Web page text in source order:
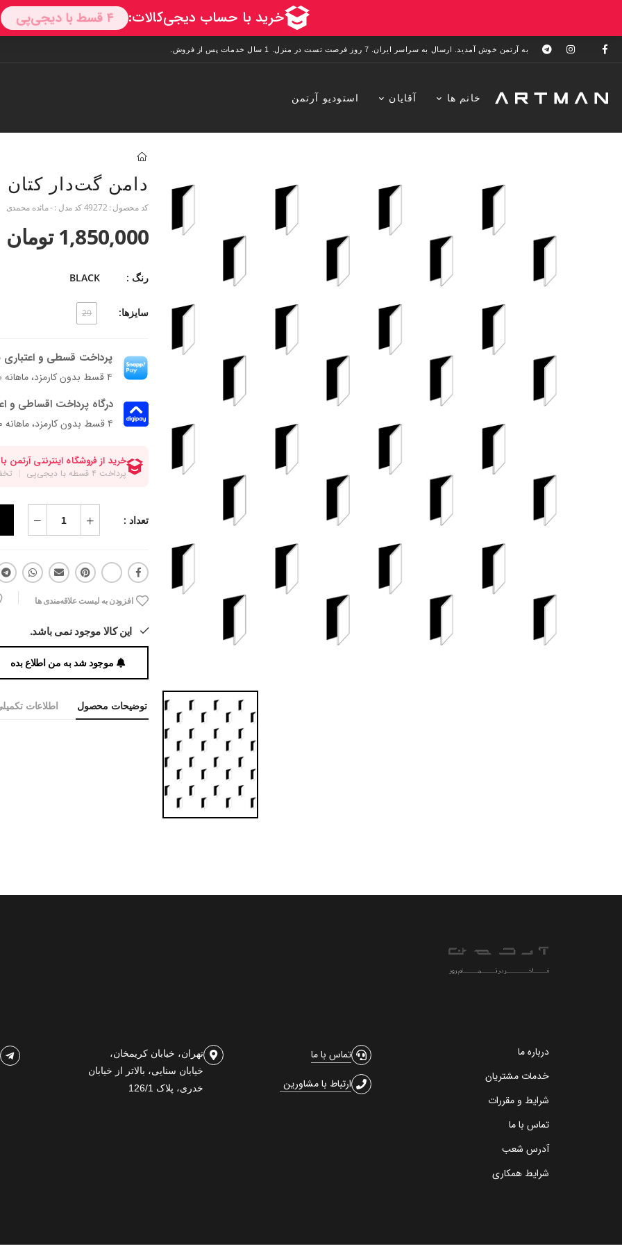
به آرتمن خوش آمدید. ارسال به سراسر ایران. 7 روز فرصت تست در منزل. 1 سال خدمات پس از فروش.
خانم ها آقایان استودیو آرتمن
دامن گت‌دار کتان
کد محصول : 49272کد مدل :- مائده محمدی
1,850,000 تومان
رنگ : BLACK
سایزها: 29
پرداخت قسطی و اعتباری
۴ قسط بدون کارمزد، ماهانه ۴۶۲٬۵۰۰ تومان
درگاه پرداخت اقساطی و
۴ قسط بدون کارمزد، ماهانه 462,500 تومان
تعداد :
افزودن به لیست علاقه‌مندی ها
این کالا موجود نمی باشد.
موجود شد به من اطلاع بده
توضیحات محصول اطلاعات
درباره ما
خدمات مشتریان
شرایط و مقررات
تماس با ما
آدرس شعب
شرایط همکاری
تماس با ما
ارتباط با مشاورین
تهران، خیابان کریمخان،
خیابان سنایی، بالاتر از خیابان
خدری، پلاک 126/1